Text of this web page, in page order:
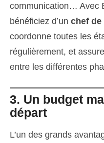
communication… Avec
bénéficiez d’un chef
coordonne toutes les
régulièrement, et
entre les différentes
3. Un budget
départ
L’un des grands